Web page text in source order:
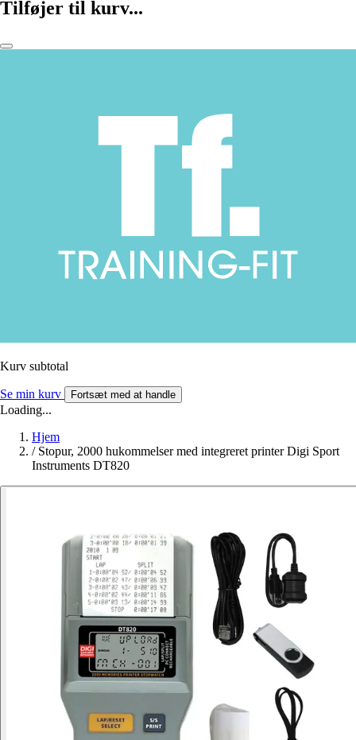
Tilføjer til kurv...
Kurv subtotal
Se min kurv Fortsæt med at handle
Loading...
Hjem
/ Stopur, 2000 hukommelser med integreret printer Digi Sport
Instruments DT820